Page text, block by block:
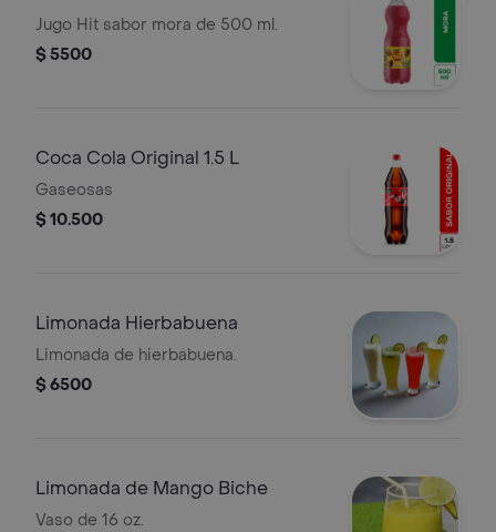
Jugo Hit sabor mora de 500 ml.
$ 5500
Coca Cola Original 1.5 L
Gaseosas
$ 10.500
Limonada Hierbabuena
Limonada de hierbabuena.
$ 6500
Limonada de Mango Biche
Vaso de 16 oz.